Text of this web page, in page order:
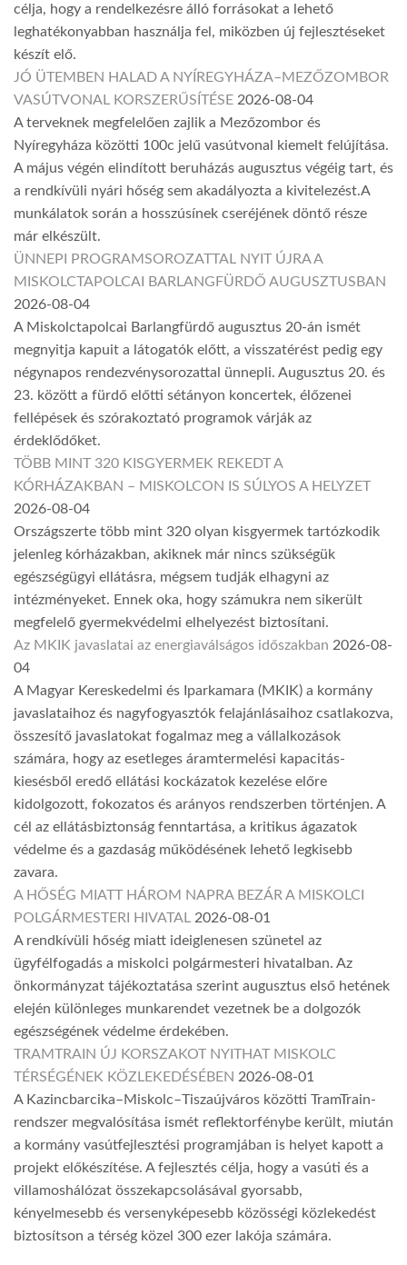
célja, hogy a rendelkezésre álló forrásokat a lehető
leghatékonyabban használja fel, miközben új fejlesztéseket
készít elő.
JÓ ÜTEMBEN HALAD A NYÍREGYHÁZA–MEZŐZOMBOR
VASÚTVONAL KORSZERŰSÍTÉSE 2026-08-04
A terveknek megfelelően zajlik a Mezőzombor és
Nyíregyháza közötti 100c jelű vasútvonal kiemelt felújítása.
A május végén elindított beruházás augusztus végéig tart, és
a rendkívüli nyári hőség sem akadályozta a kivitelezést.A
munkálatok során a hosszúsínek cseréjének döntő része
már elkészült.
ÜNNEPI PROGRAMSOROZATTAL NYIT ÚJRA A
MISKOLCTAPOLCAI BARLANGFÜRDŐ AUGUSZTUSBAN
2026-08-04
A Miskolctapolcai Barlangfürdő augusztus 20-án ismét
megnyitja kapuit a látogatók előtt, a visszatérést pedig egy
négynapos rendezvénysorozattal ünnepli. Augusztus 20. és
23. között a fürdő előtti sétányon koncertek, élőzenei
fellépések és szórakoztató programok várják az
érdeklődőket.
TÖBB MINT 320 KISGYERMEK REKEDT A
KÓRHÁZAKBAN – MISKOLCON IS SÚLYOS A HELYZET
2026-08-04
Országszerte több mint 320 olyan kisgyermek tartózkodik
jelenleg kórházakban, akiknek már nincs szükségük
egészségügyi ellátásra, mégsem tudják elhagyni az
intézményeket. Ennek oka, hogy számukra nem sikerült
megfelelő gyermekvédelmi elhelyezést biztosítani.
Az MKIK javaslatai az energiaválságos időszakban 2026-08-
04
A Magyar Kereskedelmi és Iparkamara (MKIK) a kormány
javaslataihoz és nagyfogyasztók felajánlásaihoz csatlakozva,
összesítő javaslatokat fogalmaz meg a vállalkozások
számára, hogy az esetleges áramtermelési kapacitás-
kiesésből eredő ellátási kockázatok kezelése előre
kidolgozott, fokozatos és arányos rendszerben történjen. A
cél az ellátásbiztonság fenntartása, a kritikus ágazatok
védelme és a gazdaság működésének lehető legkisebb
zavara.
A HŐSÉG MIATT HÁROM NAPRA BEZÁR A MISKOLCI
POLGÁRMESTERI HIVATAL 2026-08-01
A rendkívüli hőség miatt ideiglenesen szünetel az
ügyfélfogadás a miskolci polgármesteri hivatalban. Az
önkormányzat tájékoztatása szerint augusztus első hetének
elején különleges munkarendet vezetnek be a dolgozók
egészségének védelme érdekében.
TRAMTRAIN ÚJ KORSZAKOT NYITHAT MISKOLC
TÉRSÉGÉNEK KÖZLEKEDÉSÉBEN 2026-08-01
A Kazincbarcika–Miskolc–Tiszaújváros közötti TramTrain-
rendszer megvalósítása ismét reflektorfénybe került, miután
a kormány vasútfejlesztési programjában is helyet kapott a
projekt előkészítése. A fejlesztés célja, hogy a vasúti és a
villamoshálózat összekapcsolásával gyorsabb,
kényelmesebb és versenyképesebb közösségi közlekedést
biztosítson a térség közel 300 ezer lakója számára.